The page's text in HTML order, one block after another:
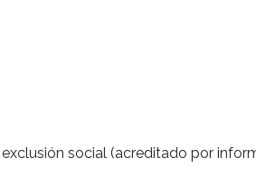
social (acreditado por